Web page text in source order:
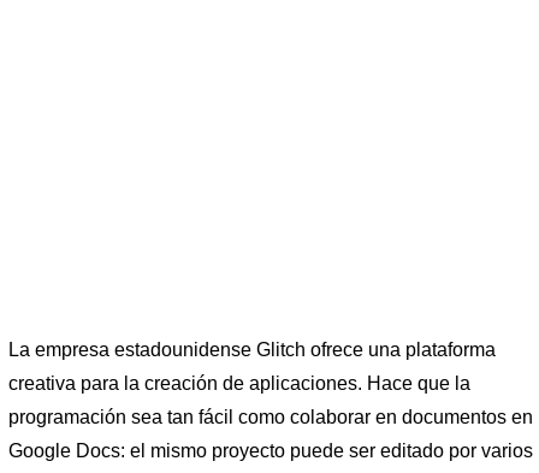
La empresa estadounidense Glitch ofrece una plataforma
creativa para la creación de aplicaciones. Hace que la
programación sea tan fácil como colaborar en documentos en
Google Docs: el mismo proyecto puede ser editado por varios